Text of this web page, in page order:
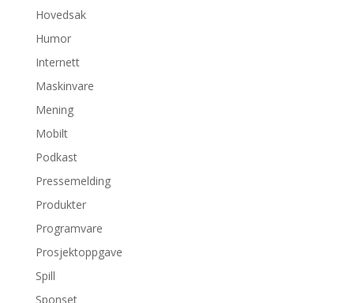
Hovedsak
Humor
Internett
Maskinvare
Mening
Mobilt
Podkast
Pressemelding
Produkter
Programvare
Prosjektoppgave
Spill
Sponset